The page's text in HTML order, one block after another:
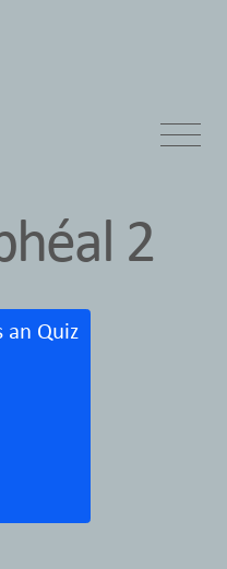
2
an Quiz